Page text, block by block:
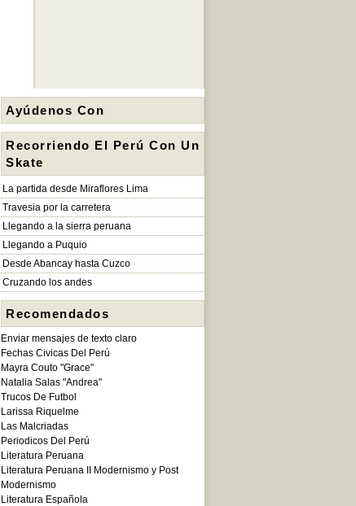
Ayúdenos Con
Recorriendo El Perú Con Un
Skate
La partida desde Miraflores Lima
Travesia por la carretera
Llegando a la sierra peruana
Llegando a Puquio
Desde Abancay hasta Cuzco
Cruzando los andes
Recomendados
Enviar mensajes de texto claro
Fechas Civicas Del Perú
Mayra Couto "Grace"
Natalia Salas "Andrea"
Trucos De Futbol
Larissa Riquelme
Las Malcriadas
Periodicos Del Perú
Literatura Peruana
Literatura Peruana II Modernismo y Post
Modernismo
Literatura Española